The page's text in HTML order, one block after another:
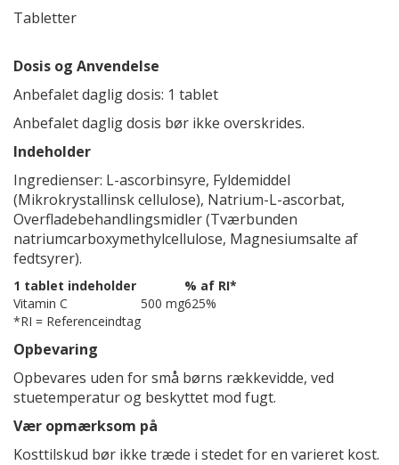
Tabletter
Dosis og Anvendelse
Anbefalet daglig dosis: 1 tablet
Anbefalet daglig dosis bør ikke overskrides.
Indeholder
Ingredienser: L-ascorbinsyre, Fyldemiddel
(Mikrokrystallinsk cellulose), Natrium-L-ascorbat,
Overfladebehandlingsmidler (Tværbunden
natriumcarboxymethylcellulose, Magnesiumsalte af
fedtsyrer).
1 tablet indeholder
% af RI*
Vitamin C
500 mg625%
*RI = Referenceindtag
Opbevaring
Opbevares uden for små børns rækkevidde, ved
stuetemperatur og beskyttet mod fugt.
Vær opmærksom på
Kosttilskud bør ikke træde i stedet for en varieret kost.